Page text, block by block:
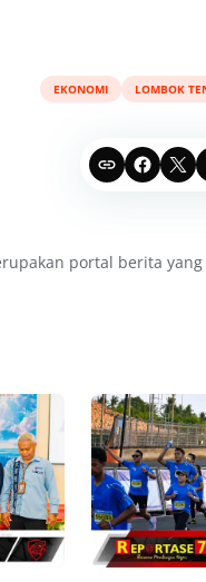
EKONOMI LOMBOK
portal berita